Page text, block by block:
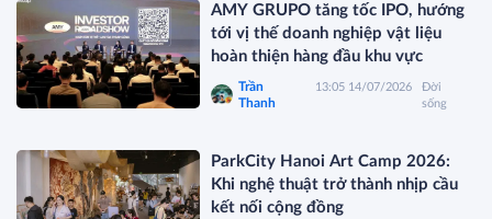
AMY GRUPO tăng tốc IPO, hướng
tới vị thế doanh nghiệp vật liệu
hoàn thiện hàng đầu khu vực
Trần
Thanh
13:05 14/07/2026
Đời
sống
ParkCity Hanoi Art Camp 2026:
Khi nghệ thuật trở thành nhịp cầu
kết nối cộng đồng